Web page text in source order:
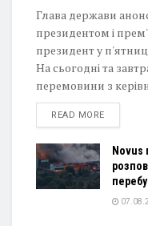
Глава держави
президентом і
президент у
На сьогодні та
перемовини з
READ MOREDETAILS
Novus